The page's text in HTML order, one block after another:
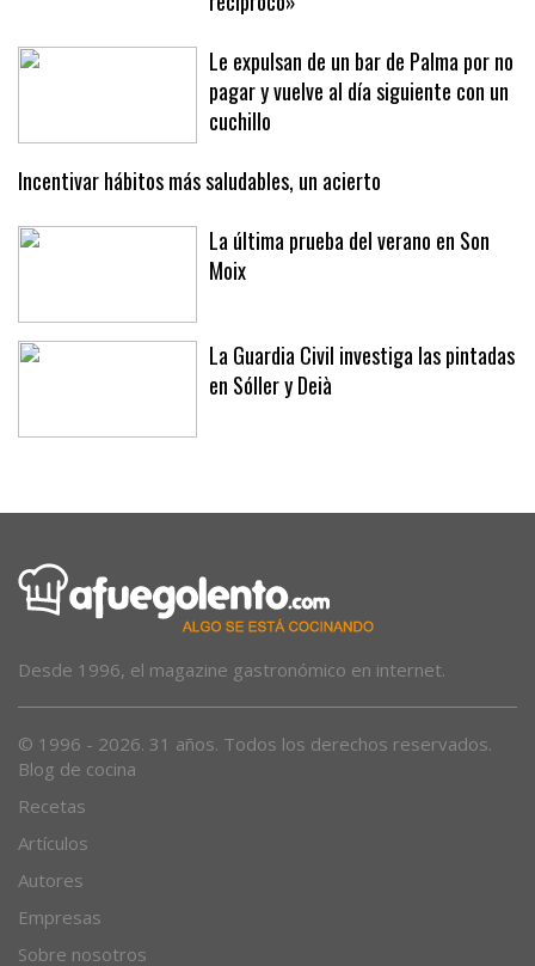
Le expulsan de un bar de Palma por no
pagar y vuelve al día siguiente con un
cuchillo
Incentivar hábitos más saludables, un acierto
La última prueba del verano en Son
Moix
La Guardia Civil investiga las pintadas
en Sóller y Deià
Desde 1996, el magazine gastronómico en internet.
© 1996 - 2026. 31 años. Todos los derechos reservados.
Blog de cocina
Recetas
Artículos
Autores
Empresas
Sobre nosotros